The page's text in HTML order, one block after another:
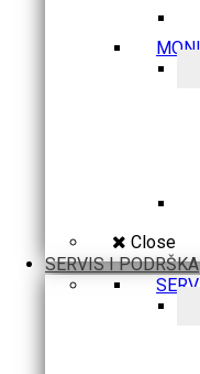
Close
SERVIS I PODRŠKA